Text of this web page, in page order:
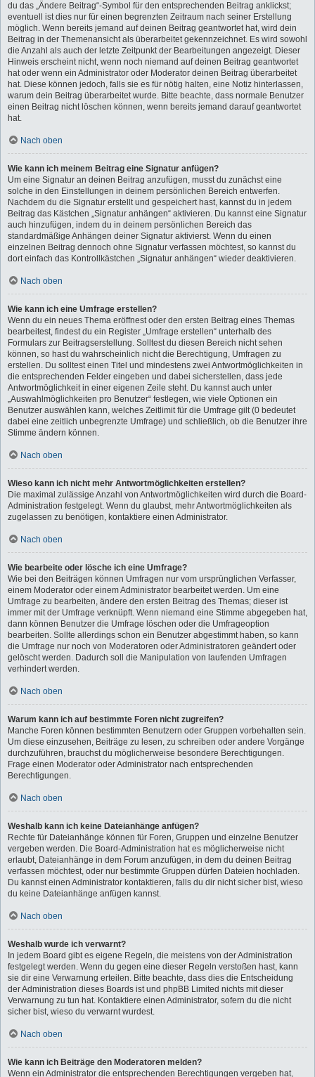
du das „Ändere Beitrag“-Symbol für den entsprechenden Beitrag anklickst;
eventuell ist dies nur für einen begrenzten Zeitraum nach seiner Erstellung
möglich. Wenn bereits jemand auf deinen Beitrag geantwortet hat, wird dein
Beitrag in der Themenansicht als überarbeitet gekennzeichnet. Es wird sowohl
die Anzahl als auch der letzte Zeitpunkt der Bearbeitungen angezeigt. Dieser
Hinweis erscheint nicht, wenn noch niemand auf deinen Beitrag geantwortet
hat oder wenn ein Administrator oder Moderator deinen Beitrag überarbeitet
hat. Diese können jedoch, falls sie es für nötig halten, eine Notiz hinterlassen,
warum dein Beitrag überarbeitet wurde. Bitte beachte, dass normale Benutzer
einen Beitrag nicht löschen können, wenn bereits jemand darauf geantwortet
hat.
Nach oben
Wie kann ich meinem Beitrag eine Signatur anfügen?
Um eine Signatur an deinen Beitrag anzufügen, musst du zunächst eine
solche in den Einstellungen in deinem persönlichen Bereich entwerfen.
Nachdem du die Signatur erstellt und gespeichert hast, kannst du in jedem
Beitrag das Kästchen „Signatur anhängen“ aktivieren. Du kannst eine Signatur
auch hinzufügen, indem du in deinem persönlichen Bereich das
standardmäßige Anhängen deiner Signatur aktivierst. Wenn du einen
einzelnen Beitrag dennoch ohne Signatur verfassen möchtest, so kannst du
dort einfach das Kontrollkästchen „Signatur anhängen“ wieder deaktivieren.
Nach oben
Wie kann ich eine Umfrage erstellen?
Wenn du ein neues Thema eröffnest oder den ersten Beitrag eines Themas
bearbeitest, findest du ein Register „Umfrage erstellen“ unterhalb des
Formulars zur Beitragserstellung. Solltest du diesen Bereich nicht sehen
können, so hast du wahrscheinlich nicht die Berechtigung, Umfragen zu
erstellen. Du solltest einen Titel und mindestens zwei Antwortmöglichkeiten in
die entsprechenden Felder eingeben und dabei sicherstellen, dass jede
Antwortmöglichkeit in einer eigenen Zeile steht. Du kannst auch unter
„Auswahlmöglichkeiten pro Benutzer“ festlegen, wie viele Optionen ein
Benutzer auswählen kann, welches Zeitlimit für die Umfrage gilt (0 bedeutet
dabei eine zeitlich unbegrenzte Umfrage) und schließlich, ob die Benutzer ihre
Stimme ändern können.
Nach oben
Wieso kann ich nicht mehr Antwortmöglichkeiten erstellen?
Die maximal zulässige Anzahl von Antwortmöglichkeiten wird durch die Board-
Administration festgelegt. Wenn du glaubst, mehr Antwortmöglichkeiten als
zugelassen zu benötigen, kontaktiere einen Administrator.
Nach oben
Wie bearbeite oder lösche ich eine Umfrage?
Wie bei den Beiträgen können Umfragen nur vom ursprünglichen Verfasser,
einem Moderator oder einem Administrator bearbeitet werden. Um eine
Umfrage zu bearbeiten, ändere den ersten Beitrag des Themas; dieser ist
immer mit der Umfrage verknüpft. Wenn niemand eine Stimme abgegeben hat,
dann können Benutzer die Umfrage löschen oder die Umfrageoption
bearbeiten. Sollte allerdings schon ein Benutzer abgestimmt haben, so kann
die Umfrage nur noch von Moderatoren oder Administratoren geändert oder
gelöscht werden. Dadurch soll die Manipulation von laufenden Umfragen
verhindert werden.
Nach oben
Warum kann ich auf bestimmte Foren nicht zugreifen?
Manche Foren können bestimmten Benutzern oder Gruppen vorbehalten sein.
Um diese einzusehen, Beiträge zu lesen, zu schreiben oder andere Vorgänge
durchzuführen, brauchst du möglicherweise besondere Berechtigungen.
Frage einen Moderator oder Administrator nach entsprechenden
Berechtigungen.
Nach oben
Weshalb kann ich keine Dateianhänge anfügen?
Rechte für Dateianhänge können für Foren, Gruppen und einzelne Benutzer
vergeben werden. Die Board-Administration hat es möglicherweise nicht
erlaubt, Dateianhänge in dem Forum anzufügen, in dem du deinen Beitrag
verfassen möchtest, oder nur bestimmte Gruppen dürfen Dateien hochladen.
Du kannst einen Administrator kontaktieren, falls du dir nicht sicher bist, wieso
du keine Dateianhänge anfügen kannst.
Nach oben
Weshalb wurde ich verwarnt?
In jedem Board gibt es eigene Regeln, die meistens von der Administration
festgelegt werden. Wenn du gegen eine dieser Regeln verstoßen hast, kann
sie dir eine Verwarnung erteilen. Bitte beachte, dass dies die Entscheidung
der Administration dieses Boards ist und phpBB Limited nichts mit dieser
Verwarnung zu tun hat. Kontaktiere einen Administrator, sofern du die nicht
sicher bist, wieso du verwarnt wurdest.
Nach oben
Wie kann ich Beiträge den Moderatoren melden?
Wenn ein Administrator die entsprechenden Berechtigungen vergeben hat,